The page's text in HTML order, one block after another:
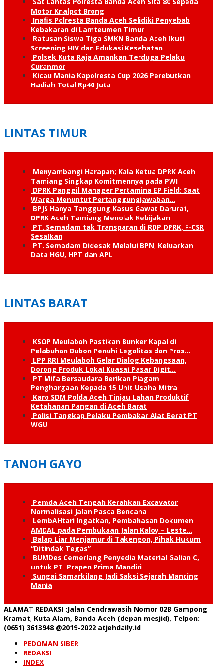
Motor Knalpot Brong
Inafis Polresta Banda Aceh Selidiki Penyebab
Kebakaran di Lamteumen Timur
Ratusan Siswa Tiga SMKN Banda Aceh Ikuti
Screening HIV dan Edukasi Kesehatan
Polsek Kuta Raja Amankan Terduga Pelaku
Curanmor
Kicau Mania Kapolresta Cup 2026 Perebutkan
Hadiah Total Rp40 Juta
LINTAS TIMUR
Menyambangi Harapan; Kala Ketua DPRK Aceh
Tamiang Singkap Komitmennya pada PWI
DPRK Panggil Manager Pertamina EP Field: Saat
Warga Menuntut Pertanggung­jawaban…
BPJS Hanya Tanggung Kasus Gawat Darurat,
DPRK Aceh Tamiang Menolak Kebijakan
PT. Semadam tak Transparan di RDP DPRK, F-CSR
Sesalkan
PT. Semadam Didesak Melalui BPN, Keluarkan
Data HGU, HPT dan APL
LINTAS BARAT
KSOP Meulaboh Pastikan Bunker Kapal di
Pelabuhan Bubon Penuhi Legalitas dan Pros…
LPP RRI Meulaboh Gelar Dialog Kebangsaan,
Dorong Produk Lokal Kuasai Pasar Digit…
PT Mifa Bersaudara Berikan Piagam
Penghargaan Kepada 15 Unit Usaha Mitra
Karo SDM Polda Aceh Tinjau Lahan Produktif
Ketahanan Pangan di Aceh Barat
Polisi Tangkap Pelaku Pembakar Alat Berat PT
WGU
TANOH GAYO
Pemda Aceh Tengah Kerahkan Excavator
Normalisasi Jalan Pasca Bencana
LembAHtari Ingatkan, Pembahasan Dokumen
AMDAL pada Pembukaan Jalan Kaloy – Leste…
Balap Liar Menjamur di Takengon, Pihak Hukum
“Ditindak Tegas”
BUMDes Cemerlang Penyedia Material Galian C,
untuk PT. Prapen Prima Mandiri
Sungai Samarkilang Jadi Saksi Sejarah Mancing
Mania
ALAMAT REDAKSI :Jalan Cendrawasih Nomor 02B Gampong
Kramat, Kuta Alam, Banda Aceh (depan mesjid), Telpon:
(0651) 3613948 @2019-2022 atjehdaily.id
PEDOMAN SIBER
REDAKSI
INDEX